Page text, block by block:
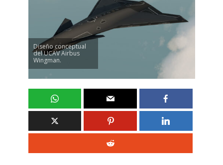
Diseño conceptual
del UCAV Airbus
Wingman.